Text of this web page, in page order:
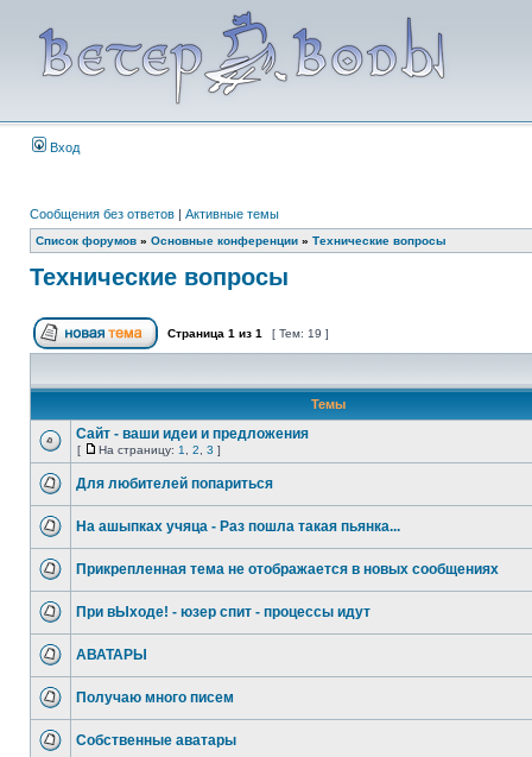
Вход
Сообщения без ответов | Активные темы
Список форумов » Основные конференции » Технические вопросы
Технические вопросы
Страница 1 из 1 [ Тем: 19 ]
Темы
Сайт - ваши идеи и предложения
[ На страницу: 1 2 3 ]
Для любителей попариться
На ашыпках учяца - Раз пошла такая пьянка...
Прикрепленная тема не отображается в новых сообщениях
При вЫходе! - юзер спит - процессы идут
АВАТАРЫ
Получаю много писем
Собственные аватары